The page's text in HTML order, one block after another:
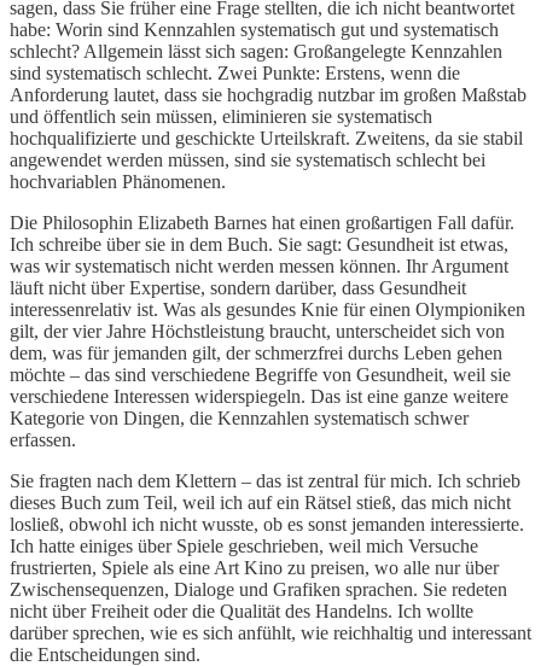
sagen, dass Sie früher eine Frage stellten, die ich nicht beantwortet
habe: Worin sind Kennzahlen systematisch gut und systematisch
schlecht? Allgemein lässt sich sagen: Großangelegte Kennzahlen
sind systematisch schlecht. Zwei Punkte: Erstens, wenn die
Anforderung lautet, dass sie hochgradig nutzbar im großen Maßstab
und öffentlich sein müssen, eliminieren sie systematisch
hochqualifizierte und geschickte Urteilskraft. Zweitens, da sie stabil
angewendet werden müssen, sind sie systematisch schlecht bei
hochvariablen Phänomenen.
Die Philosophin Elizabeth Barnes hat einen großartigen Fall dafür.
Ich schreibe über sie in dem Buch. Sie sagt: Gesundheit ist etwas,
was wir systematisch nicht werden messen können. Ihr Argument
läuft nicht über Expertise, sondern darüber, dass Gesundheit
interessenrelativ ist. Was als gesundes Knie für einen Olympioniken
gilt, der vier Jahre Höchstleistung braucht, unterscheidet sich von
dem, was für jemanden gilt, der schmerzfrei durchs Leben gehen
möchte – das sind verschiedene Begriffe von Gesundheit, weil sie
verschiedene Interessen widerspiegeln. Das ist eine ganze weitere
Kategorie von Dingen, die Kennzahlen systematisch schwer
erfassen.
Sie fragten nach dem Klettern – das ist zentral für mich. Ich schrieb
dieses Buch zum Teil, weil ich auf ein Rätsel stieß, das mich nicht
losließ, obwohl ich nicht wusste, ob es sonst jemanden interessierte.
Ich hatte einiges über Spiele geschrieben, weil mich Versuche
frustrierten, Spiele als eine Art Kino zu preisen, wo alle nur über
Zwischensequenzen, Dialoge und Grafiken sprachen. Sie redeten
nicht über Freiheit oder die Qualität des Handelns. Ich wollte
darüber sprechen, wie es sich anfühlt, wie reichhaltig und interessant
die Entscheidungen sind.